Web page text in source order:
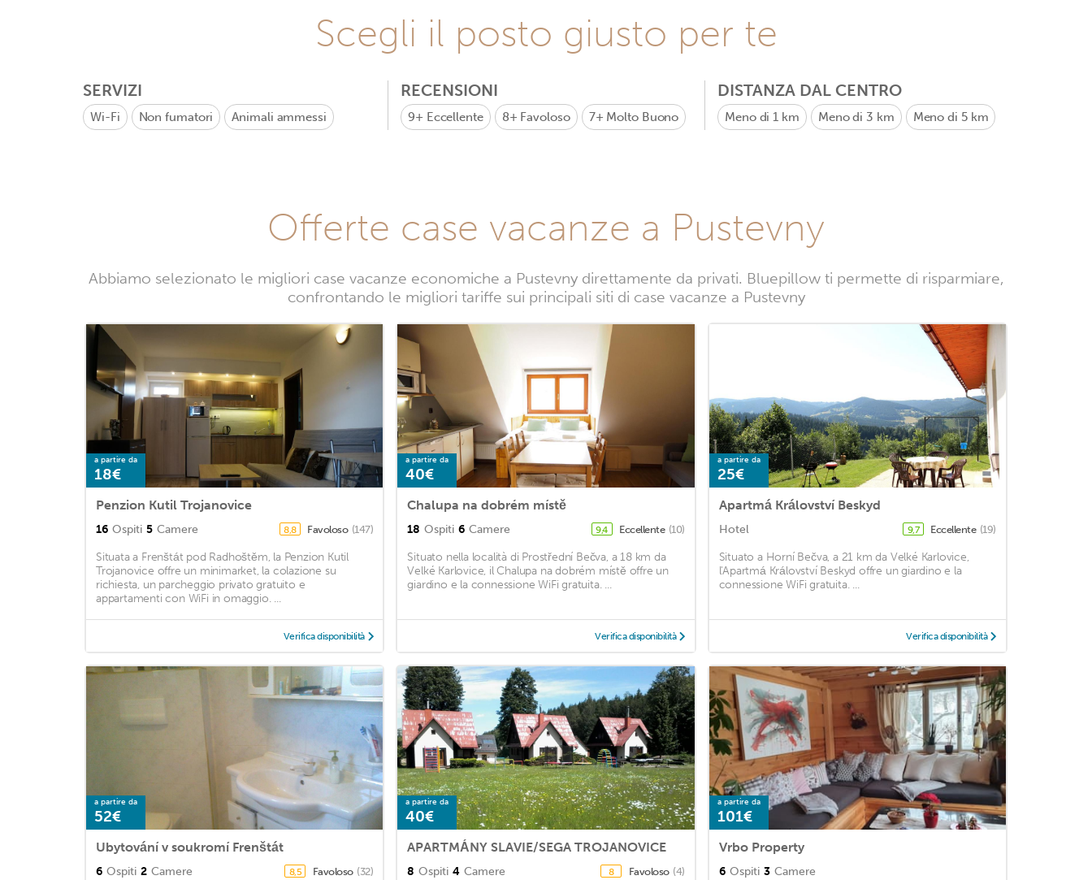
Scegli il posto giusto per te
SERVIZI
Wi-Fi Non fumatori Animali ammessi
RECENSIONI
9+ Eccellente 8+ Favoloso 7+ Molto Buono
DISTANZA DAL CENTRO
Meno di 1 km Meno di 3 km Meno di 5 km
Offerte case vacanze a Pustevny
Abbiamo selezionato le migliori case vacanze economiche a Pustevny direttamente da privati. Bluepillow ti permette di risparmiare,
confrontando le migliori tariffe sui principali siti di case vacanze a Pustevny
a partire da
18€
Penzion Kutil Trojanovice
16 Ospiti 5 Camere 8,8 Favoloso (147)
Situata a Frenštát pod Radhoštěm, la Penzion Kutil
Trojanovice offre un minimarket, la colazione su
richiesta, un parcheggio privato gratuito e
appartamenti con WiFi in omaggio. ...
Verifica disponibilità
a partire da
40€
Chalupa na dobrém místě
18 Ospiti 6 Camere 9,4 Eccellente (10)
Situato nella località di Prostřední Bečva, a 18 km da
Velké Karlovice, il Chalupa na dobrém místě offre un
giardino e la connessione WiFi gratuita. ...
Verifica disponibilità
a partire da
25€
Apartmá Království Beskyd
Hotel 9,7 Eccellente (19)
Situato a Horní Bečva, a 21 km da Velké Karlovice,
l'Apartmá Království Beskyd offre un giardino e la
connessione WiFi gratuita. ...
Verifica disponibilità
a partire da
52€
Ubytování v soukromí Frenštát
6 Ospiti 2 Camere 8,5 Favoloso (32)
a partire da
40€
APARTMÁNY SLAVIE/SEGA TROJANOVICE
8 Ospiti 4 Camere 8 Favoloso (4)
a partire da
101€
Vrbo Property
6 Ospiti 3 Camere